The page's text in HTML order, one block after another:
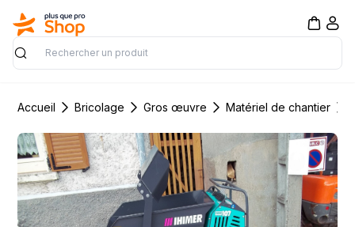
Rechercher
Accueil Bricolage Gros œuvre Matériel de chantier